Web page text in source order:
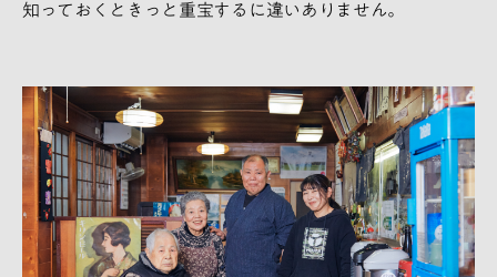
知っておくときっと重宝するに違いありません。